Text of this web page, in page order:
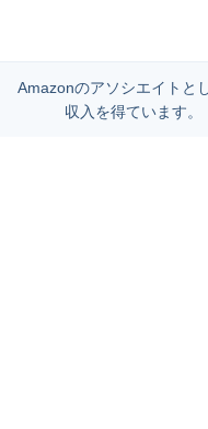
Amazonのアソシエイトと
収入を得ています。